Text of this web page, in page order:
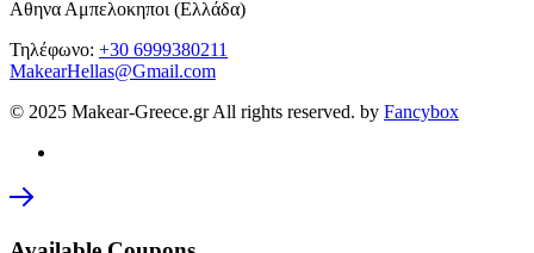
Αθηνα Αμπελοκηποι (Ελλάδα)
Τηλέφωνο: +30 6999380211
MakearHellas@Gmail.com
© 2025 Makear-Greece.gr All rights reserved. by Fancybox